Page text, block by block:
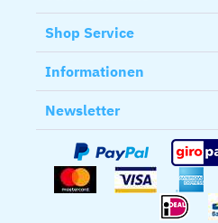
Shop Service
Informationen
Newsletter